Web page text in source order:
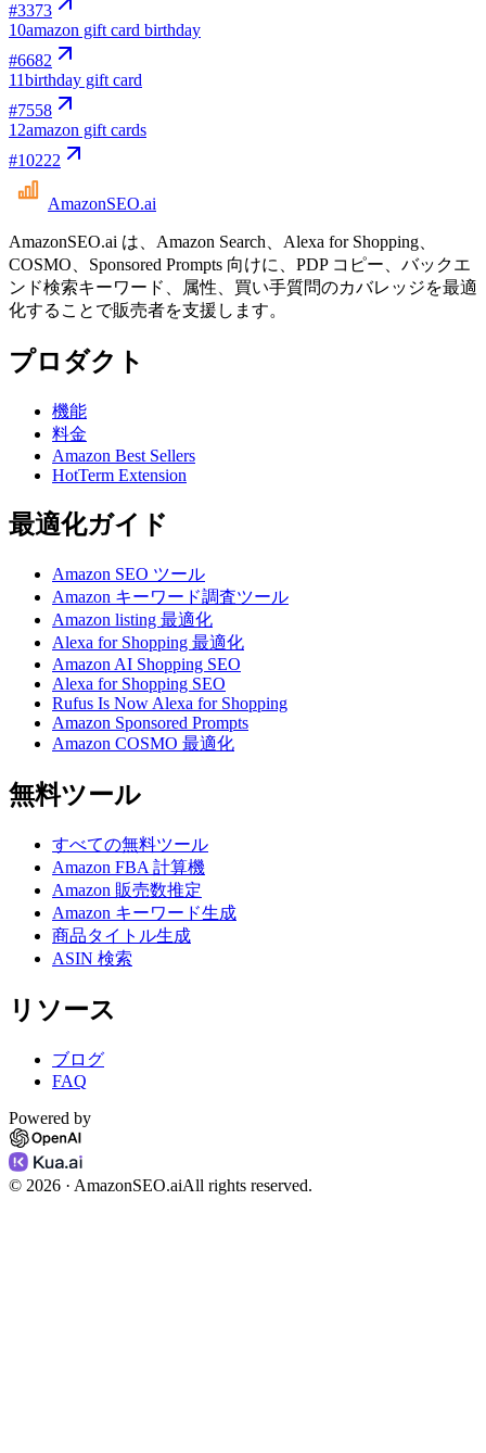
#3373
10amazon gift card birthday
#6682
11birthday gift card
#7558
12amazon gift cards
#10222
AmazonSEO.ai
AmazonSEO.ai は、Amazon Search、Alexa for Shopping、
COSMO、Sponsored Prompts 向けに、PDP コピー、バックエ
ンド検索キーワード、属性、買い手質問のカバレッジを最適
化することで販売者を支援します。
プロダクト
機能
料金
Amazon Best Sellers
HotTerm Extension
最適化ガイド
Amazon SEO ツール
Amazon キーワード調査ツール
Amazon listing 最適化
Alexa for Shopping 最適化
Amazon AI Shopping SEO
Alexa for Shopping SEO
Rufus Is Now Alexa for Shopping
Amazon Sponsored Prompts
Amazon COSMO 最適化
無料ツール
すべての無料ツール
Amazon FBA 計算機
Amazon 販売数推定
Amazon キーワード生成
商品タイトル生成
ASIN 検索
リソース
ブログ
FAQ
Powered by
© 2026 · AmazonSEO.aiAll rights reserved.